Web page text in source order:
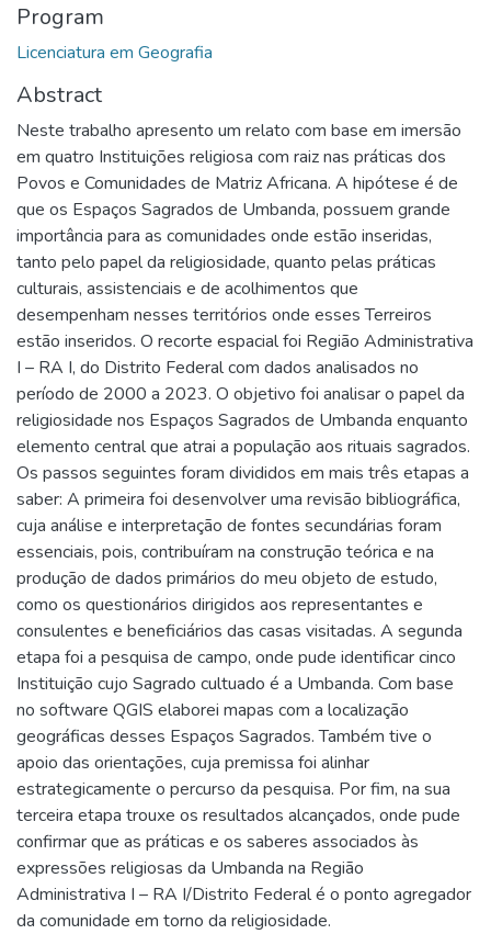
Program
Licenciatura em Geografia
Abstract
Neste trabalho apresento um relato com base em imersão
em quatro Instituições religiosa com raiz nas práticas dos
Povos e Comunidades de Matriz Africana. A hipótese é de
que os Espaços Sagrados de Umbanda, possuem grande
importância para as comunidades onde estão inseridas,
tanto pelo papel da religiosidade, quanto pelas práticas
culturais, assistenciais e de acolhimentos que
desempenham nesses territórios onde esses Terreiros
estão inseridos. O recorte espacial foi Região Administrativa
I – RA I, do Distrito Federal com dados analisados no
período de 2000 a 2023. O objetivo foi analisar o papel da
religiosidade nos Espaços Sagrados de Umbanda enquanto
elemento central que atrai a população aos rituais sagrados.
Os passos seguintes foram divididos em mais três etapas a
saber: A primeira foi desenvolver uma revisão bibliográfica,
cuja análise e interpretação de fontes secundárias foram
essenciais, pois, contribuíram na construção teórica e na
produção de dados primários do meu objeto de estudo,
como os questionários dirigidos aos representantes e
consulentes e beneficiários das casas visitadas. A segunda
etapa foi a pesquisa de campo, onde pude identificar cinco
Instituição cujo Sagrado cultuado é a Umbanda. Com base
no software QGIS elaborei mapas com a localização
geográficas desses Espaços Sagrados. Também tive o
apoio das orientações, cuja premissa foi alinhar
estrategicamente o percurso da pesquisa. Por fim, na sua
terceira etapa trouxe os resultados alcançados, onde pude
confirmar que as práticas e os saberes associados às
expressões religiosas da Umbanda na Região
Administrativa I – RA I/Distrito Federal é o ponto agregador
da comunidade em torno da religiosidade.